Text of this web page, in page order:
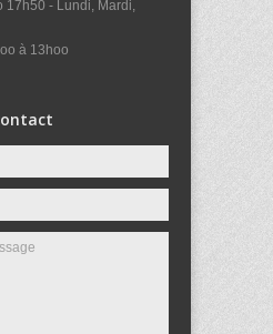
17h50 - Lundi, Mardi,
à 13hoo